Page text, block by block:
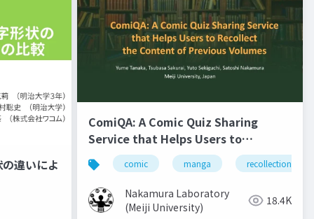
違いによ
ComiQA: A Comic Quiz Sharing
Service that Helps Users to
Recollect the Content of Previous
Volumes
comic manga recollection
Nakamura Laboratory
(Meiji University)
18.4K